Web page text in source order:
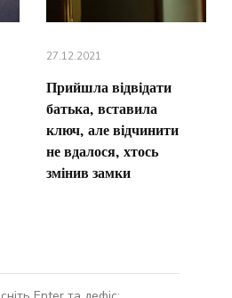
27.12.2021
Прийшла відвідати
батька, вставила
ключ, але відчинити
не вдалося, хтось
змінив замки